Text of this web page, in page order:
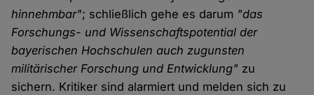
hinnehmbar"; schließlich gehe es darum "das
Forschungs- und Wissenschaftspotential der
bayerischen Hochschulen auch zugunsten
militärischer Forschung und Entwicklung" zu
sichern. Kritiker sind alarmiert und melden sich zu